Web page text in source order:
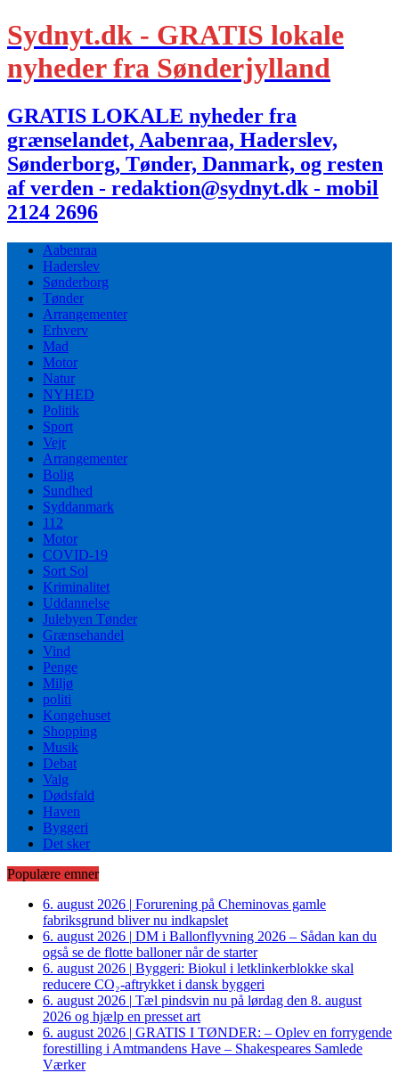
Sydnyt.dk - GRATIS lokale
nyheder fra Sønderjylland
GRATIS LOKALE nyheder fra
grænselandet, Aabenraa, Haderslev,
Sønderborg, Tønder, Danmark, og resten
af verden - redaktion@sydnyt.dk - mobil
2124 2696
Aabenraa
Haderslev
Sønderborg
Tønder
Arrangementer
Erhverv
Mad
Motor
Natur
NYHED
Politik
Sport
Vejr
Arrangementer
Bolig
Sundhed
Syddanmark
112
Motor
COVID-19
Sort Sol
Kriminalitet
Uddannelse
Julebyen Tønder
Grænsehandel
Vind
Penge
Miljø
politi
Kongehuset
Shopping
Musik
Debat
Valg
Dødsfald
Haven
Byggeri
Det sker
Populære emner
6. august 2026 | Forurening på Cheminovas gamle
fabriksgrund bliver nu indkapslet
6. august 2026 | DM i Ballonflyvning 2026 – Sådan kan du
også se de flotte balloner når de starter
6. august 2026 | Byggeri: Biokul i letklinkerblokke skal
reducere CO₂-aftrykket i dansk byggeri
6. august 2026 | Tæl pindsvin nu på lørdag den 8. august
2026 og hjælp en presset art
6. august 2026 | GRATIS I TØNDER: – Oplev en forrygende
forestilling i Amtmandens Have – Shakespeares Samlede
Værker